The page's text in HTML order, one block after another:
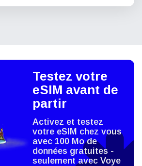
Testez votre
eSIM avant de
partir
Activez et testez
votre eSIM chez vous
avec 100 Mo de
données gratuites -
seulement avec Voye